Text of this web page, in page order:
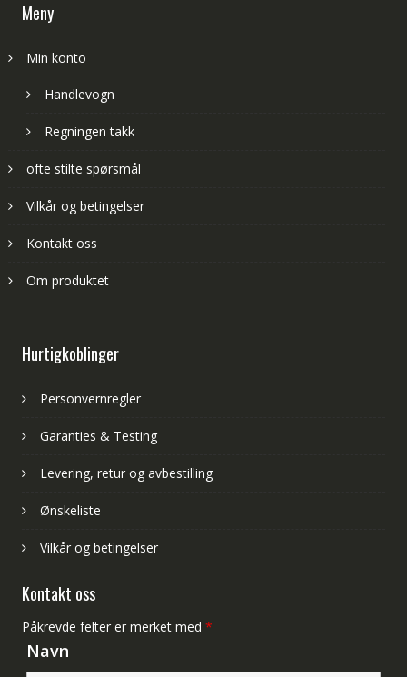
Meny
Min konto
Handlevogn
Regningen takk
ofte stilte spørsmål
Vilkår og betingelser
Kontakt oss
Om produktet
Hurtigkoblinger
Personvernregler
Garanties & Testing
Levering, retur og avbestilling
Ønskeliste
Vilkår og betingelser
Kontakt oss
Påkrevde felter er merket med *
Navn